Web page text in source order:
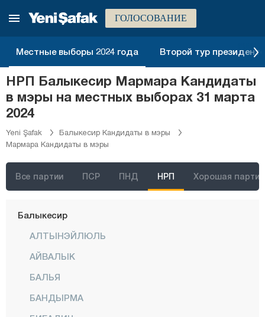
ГОЛОСОВАНИЕ
Местные выборы 2024 года Второй тур
НРП Балыкесир Мармара Кандидаты
в мэры на местных выборах 31 марта
2024
Yeni Şafak
Балыкесир Кандидаты в мэры
Мармара Кандидаты в мэры
Все партии ПСР ПНД НРП Хорошая партия
Адыяман
Агры
Аксарай
Амасья
Анталия
Ардахан
Айдын
Балыкесир
АЛТЫНЭЙЛЮЛЬ
АЙВАЛЫК
БАЛЬЯ
БАНДЫРМА